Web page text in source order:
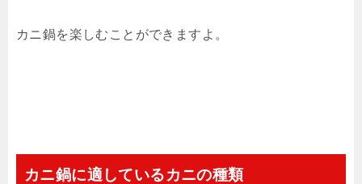
カニ鍋を楽しむことができますよ。
カニ鍋に適しているカニの種類